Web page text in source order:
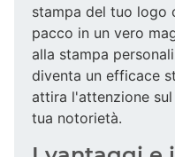
stampa del tuo logo
pacco in un vero
alla stampa
diventa un efficace
attira l'attenzione
tua notorietà.